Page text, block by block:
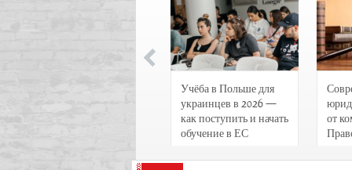
Учёба в Польше для
украинцев в 2026 —
как поступить и начать
обучение в ЕС
от